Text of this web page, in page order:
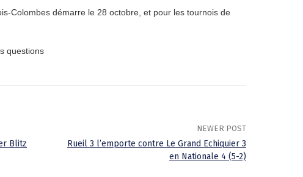
Colombes démarre le 28 octobre, et pour les tournois de
questions
Blitz
NEWER POST
Rueil 3 l’emporte contre Le Grand Echiquier 3
en Nationale 4 (5-2)